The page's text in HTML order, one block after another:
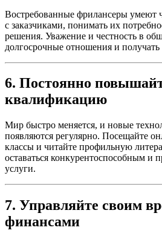
Востребованные фрилансеры умеют
с заказчиками, понимать их
решения. Уважение и честность в
долгосрочные отношения и
6. Постоянно
квалификацию
Мир быстро меняется, и новые
появляются регулярно. Посещайте
классы и читайте профильную
оставаться конкурентоспособным и
услуги.
7. Управляйте своим
финансами